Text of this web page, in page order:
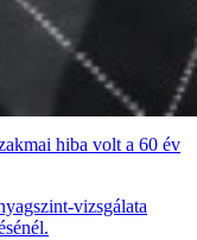
hiba volt a 60 év
vizsgálata